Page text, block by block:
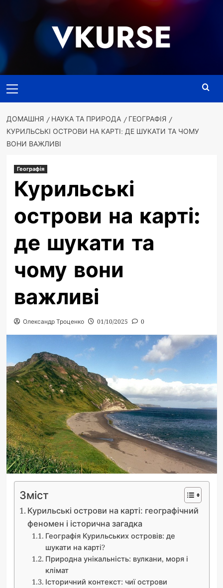
VKURSE
меню
ДОМАШНЯ НАУКА ТА ПРИРОДА
ГЕОГРАФІЯ
КУРИЛЬСЬКІ ОСТРОВИ НА КАРТІ: ДЕ ШУКАТИ ТА ЧОМУ
ВОНИ ВАЖЛИВІ
Географія
Курильські
острови на карті:
де шукати та
чому вони
важливі
Олександр Троценко 01/10/2025 0
Зміст
Курильські острови на карті: географічний
феномен і історична загадка
Географія Курильських островів: де
шукати на карті?
Природна унікальність: вулкани, моря і
клімат
Історичний контекст: чиї острови